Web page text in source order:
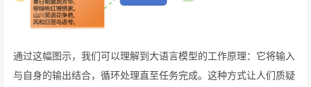
通过这幅图示，我们可以理解到大语言模型的工作原理：它将输入
与自身的输出结合，循环处理直至任务完成。这种方式让人们质疑